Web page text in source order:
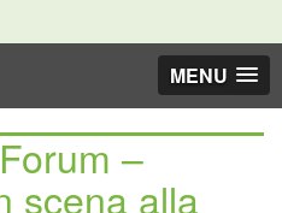
MENU
–
scena alla